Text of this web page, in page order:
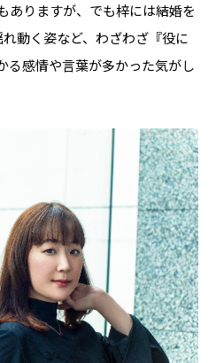
ありますが、でも梓には結婚を
動く姿など、わざわざ『役に
る感情や言葉が多かった気がし